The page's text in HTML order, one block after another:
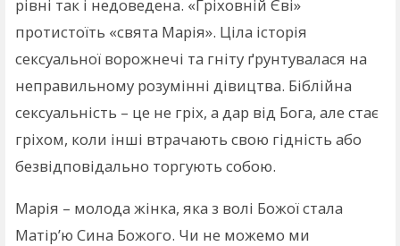
рівні так і недоведена. «Гріховній Єві»
протистоїть «свята Марія». Ціла історія
сексуальної ворожнечі та гніту ґрунтувалася на
неправильному розумінні дівицтва. Біблійна
сексуальність – це не гріх, а дар від Бога, але стає
гріхом, коли інші втрачають свою гідність або
безвідповідально торгують собою.
Марія – молода жінка, яка з волі Божої стала
Матір’ю Сина Божого. Чи не можемо ми